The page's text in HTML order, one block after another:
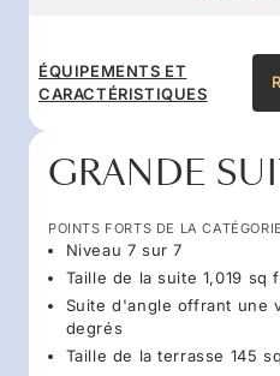
ÉQUIPEMENTS ET
CARACTÉRISTIQUES
GRANDE
POINTS FORTS DE LA CATÉGORIE
Niveau 7 sur 7
Taille de la suite 1,019 sq
Suite d'angle offrant une
degrés
Taille de la terrasse 145